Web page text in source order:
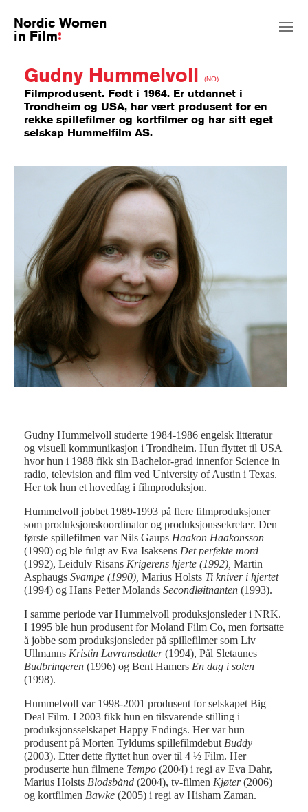
Nordic Women
in Film
Gudny Hummelvoll (NO)
Filmprodusent. Født i 1964. Er utdannet i
Trondheim og USA, har vært produsent for en
rekke spillefilmer og kortfilmer og har sitt eget
selskap Hummelfilm AS.
Gudny Hummelvoll studerte 1984-1986 engelsk litteratur
og visuell kommunikasjon i Trondheim. Hun flyttet til USA
hvor hun i 1988 fikk sin Bachelor-grad innenfor Science in
radio, television and film ved University of Austin i Texas.
Her tok hun et hovedfag i filmproduksjon.
Hummelvoll jobbet 1989-1993 på flere filmproduksjoner
som produksjonskoordinator og produksjonssekretær. Den
første spillefilmen var Nils Gaups Haakon Haakonsson
(1990) og ble fulgt av Eva Isaksens Det perfekte mord
(1992), Leidulv Risans Krigerens hjerte (1992), Martin
Asphaugs Svampe (1990), Marius Holsts Ti kniver i hjertet
(1994) og Hans Petter Molands Secondløitnanten (1993).
I samme periode var Hummelvoll produksjonsleder i NRK.
I 1995 ble hun produsent for Moland Film Co, men fortsatte
å jobbe som produksjonsleder på spillefilmer som Liv
Ullmanns Kristin Lavransdatter(1994), Pål Sletaunes
Budbringeren (1996) og Bent Hamers En dag i solen
(1998).
Hummelvoll var 1998-2001 produsent for selskapet Big
Deal Film. I 2003 fikk hun en tilsvarende stilling i
produksjonsselskapet Happy Endings. Her var hun
produsent på Morten Tyldums spillefilmdebut Buddy
(2003). Etter dette flyttet hun over til 4 ½ Film. Her
produserte hun filmene Tempo (2004) i regi av Eva Dahr,
Marius Holsts Blodsbånd (2004), tv-filmen Kjøter(2006)
og kortfilmen Bawke (2005) i regi av Hisham Zaman.